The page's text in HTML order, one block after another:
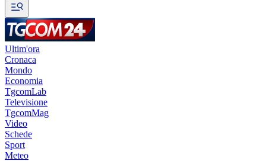
Ultim'ora
Cronaca
Mondo
Economia
TgcomLab
Televisione
TgcomMag
Video
Schede
Sport
Meteo